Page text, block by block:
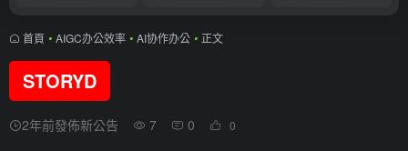
首頁 • AIGC办公效率 • AI协作办公 • 正文
STORYD
2年前發佈新公告 7 0 0